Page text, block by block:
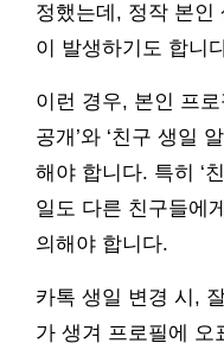
정했는데, 정작 본인
이 발생하기도 합니
이런 경우, 본인 프로
공개’와 ‘친구 생일
해야 합니다. 특히 ‘
일도 다른 친구들에
의해야 합니다.
카톡 생일 변경 시,
가 생겨 프로필에 오